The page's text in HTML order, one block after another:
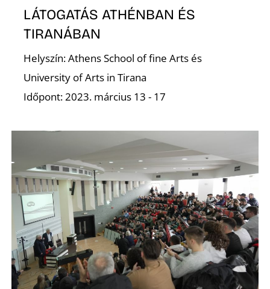
LÁTOGATÁS ATHÉNBAN ÉS
TIRANÁBAN
Helyszín: Athens School of fine Arts és
University of Arts in Tirana
Időpont: 2023. március 13 - 17